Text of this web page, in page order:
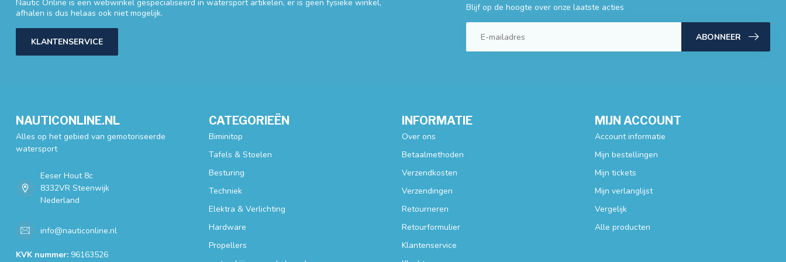
Nautic Online is een webwinkel gespecialiseerd in watersport artikelen, er is geen fysieke winkel,
afhalen is dus helaas ook niet mogelijk.
KLANTENSERVICE
Blijf op de hoogte over onze laatste acties
ABONNEER
NAUTICONLINE.NL
Alles op het gebied van gemotoriseerde
watersport
Eeser Hout 8c
8332VR Steenwijk
Nederland
info@nauticonline.nl
KVK nummer: 96163526
CATEGORIEËN
Biminitop
Tafels & Stoelen
Besturing
Techniek
Elektra & Verlichting
Hardware
Propellers
INFORMATIE
Over ons
Betaalmethoden
Verzendkosten
Verzendingen
Retourneren
Retourformulier
Klantenservice
MIJN ACCOUNT
Account informatie
Mijn bestellingen
Mijn tickets
Mijn verlanglijst
Vergelijk
Alle producten